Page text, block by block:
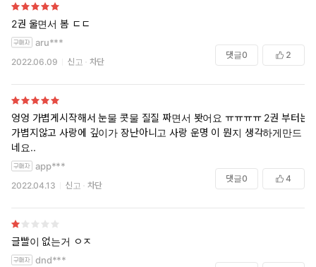
2권 울면서 봄 ㄷㄷ
aru***
2022.06.09 신고 차단
댓글0 2
엉엉 가볍게시작해서 눈물 콧물 질질 짜면서 봣어요 ㅠㅠㅠㅠ 2권 부터는
가볍지않고 사랑에 깊이가 장난아니고 사랑 운명 이 뭔지 생각하게만드
네요..
app***
2022.04.13 신고 차단
댓글0 4
글빨이 없는거 ㅇㅈ
dnd***